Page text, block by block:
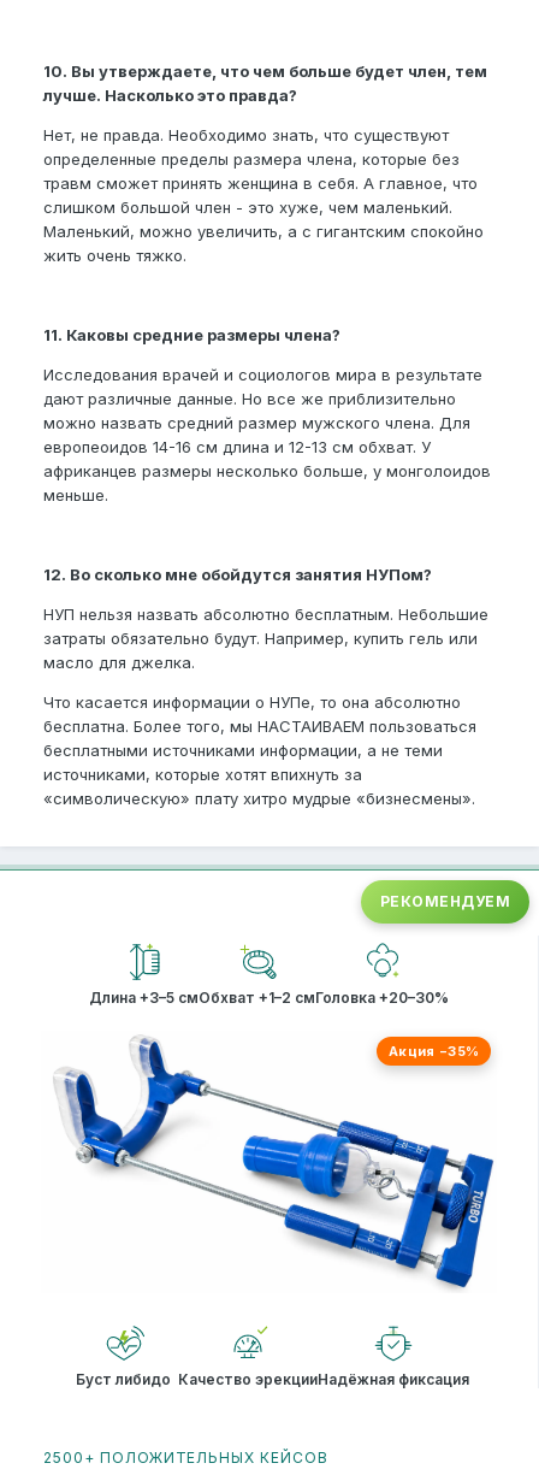
10. Вы утверждаете, что чем больше будет член, тем
лучше. Насколько это правда?
Нет, не правда. Необходимо знать, что существуют
определенные пределы размера члена, которые без
травм сможет принять женщина в себя. А главное, что
слишком большой член - это хуже, чем маленький.
Маленький, можно увеличить, а с гигантским спокойно
жить очень тяжко.
11. Каковы средние размеры члена?
Исследования врачей и социологов мира в результате
дают различные данные. Но все же приблизительно
можно назвать средний размер мужского члена. Для
европеоидов 14-16 см длина и 12-13 см обхват. У
африканцев размеры несколько больше, у монголоидов
меньше.
12. Во сколько мне обойдутся занятия НУПом?
НУП нельзя назвать абсолютно бесплатным. Небольшие
затраты обязательно будут. Например, купить гель или
масло для джелка.
Что касается информации о НУПе, то она абсолютно
бесплатна. Более того, мы НАСТАИВАЕМ пользоваться
бесплатными источниками информации, а не теми
источниками, которые хотят впихнуть за
«символическую» плату хитро мудрые «бизнесмены».
РЕКОМЕНДУЕМ
Длина +3–5 смОбхват +1–2 смГоловка +20–30%
Акция −35%
Буст либидо Качество эрекцииНадёжная фиксация
2500+ ПОЛОЖИТЕЛЬНЫХ КЕЙСОВ